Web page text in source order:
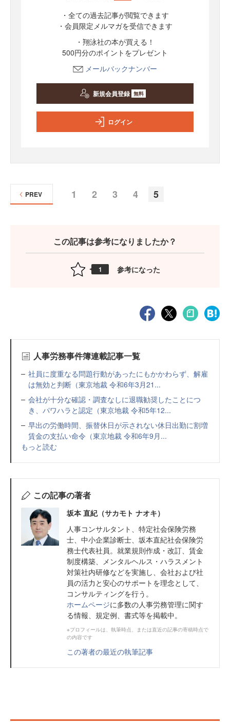
・全ての過去記事が閲覧できます
・会員限定メルマガを受信できます
・翔泳社の本が買える！
500円分のポイントをプレゼント
メールバックナンバー
新規会員登録 無料
ログイン
1 2 3 4 5
PREV
この記事は参考になりましたか？
1 参考になった
人事労務事件簿連載記事一覧
社員に度重なる問題行動があったにもかかわらず、解雇
は無効と判断（東京地裁 令和6年3月21...
会社が十分な確認・調査なしに退職勧奨したことにつ
き、パワハラと認定（東京地裁 令和5年12...
早出の労働時間、振替休日が示されない休日出勤に割増
賃金の支払い命令（東京地裁 令和6年9月...
もっと読む
この記事の著者
坂本 直紀（サカモト ナオキ）
人事コンサルタント、特定社会保険労務
士、中小企業診断士、坂本直紀社会保険労
務士代表社員。就業規則作成・改訂、賃金
制度構築、メンタルヘルス・ハラスメント
対策社内研修などを実施し、会社および社
員の活力と安心のサポートを理念として、
コンサルティングを行う。
ホームページに多数の人事労務管理に関す
る情報、規定例、書式等を掲載中。
※プロフィールは、執筆時点、または直近の記事の寄稿時点で
の内容です
この著者の最近の執筆記事